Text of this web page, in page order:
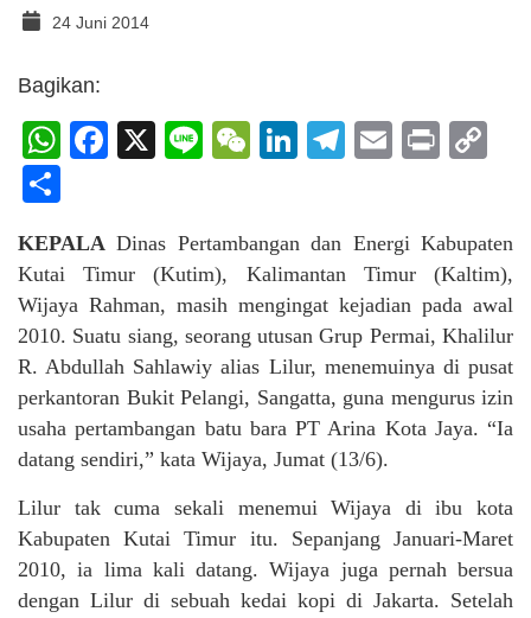
24 Juni 2014
Bagikan:
WhatsApp
Facebook
X LineWeChat
LinkedIn
Telegram
Email
Print
KEPALA Dinas Pertambangan dan Energi Kabupaten
Kutai Timur (Kutim), Kalimantan Timur (Kaltim),
Wijaya Rahman, masih mengingat kejadian pada awal
2010. Suatu siang, seorang utusan Grup Permai, Khalilur
R. Abdullah Sahlawiy alias Lilur, menemuinya di pusat
perkantoran Bukit Pelangi, Sangatta, guna mengurus izin
usaha pertambangan batu bara PT Arina Kota Jaya. “Ia
datang sendiri,” kata Wijaya, Jumat (13/6).
Lilur tak cuma sekali menemui Wijaya di ibu kota
Kabupaten Kutai Timur itu. Sepanjang Januari-Maret
2010, ia lima kali datang. Wijaya juga pernah bersua
dengan Lilur di sebuah kedai kopi di Jakarta. Setelah